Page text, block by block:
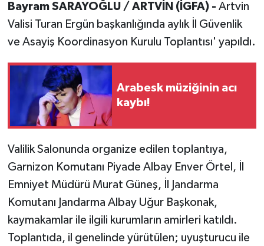
Bayram SARAYOĞLU / ARTVİN (İGFA) - Artvin
Valisi Turan Ergün başkanlığında aylık İl Güvenlik
ve Asayiş Koordinasyon Kurulu Toplantısı' yapıldı.
Arabesk müziğinin acı
kaybı!
Valilik Salonunda organize edilen toplantıya,
Garnizon Komutanı Piyade Albay Enver Örtel, İl
Emniyet Müdürü Murat Güneş, İl Jandarma
Komutanı Jandarma Albay Uğur Başkonak,
kaymakamlar ile ilgili kurumların amirleri katıldı.
Toplantıda, il genelinde yürütülen; uyuşturucu ile